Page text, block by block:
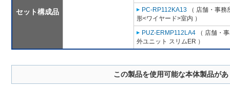
セット構成品
PC-RP112KA13 （ 店舗・事
形<ワイヤード>室内 ）
PUZ-ERMP112LA4 （ 店舗・
外ユニット スリムER ）
この製品を使用可能な本体製品が